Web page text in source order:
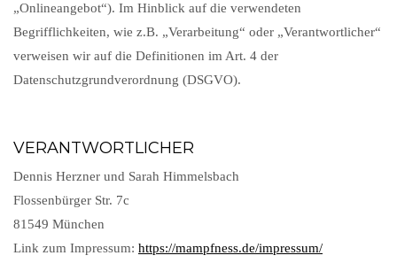
„Onlineangebot“). Im Hinblick auf die verwendeten
Begrifflichkeiten, wie z.B. „Verarbeitung“ oder „Verantwortlicher“
verweisen wir auf die Definitionen im Art. 4 der
Datenschutzgrundverordnung (DSGVO).
VERANTWORTLICHER
Dennis Herzner und Sarah Himmelsbach
Flossenbürger Str. 7c
81549 München
Link zum Impressum: https://mampfness.de/impressum/